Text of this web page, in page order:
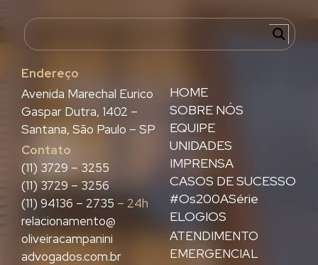
Endereço
HOME
SOBRE NÓS
EQUIPE
UNIDADES
IMPRENSA
CASOS DE SUCESSO
#Os200ASérie
ELOGIOS
ATENDIMENTO
EMERGENCIAL
Avenida Marechal Eurico
Gaspar Dutra, 1402 –
Santana, São Paulo – SP
Contato
(11) 3729 – 3255
(11) 3729 – 3256
(11) 94136 – 2735 – 24h
relacionamento@
oliveiracampanini
advogados.com.br